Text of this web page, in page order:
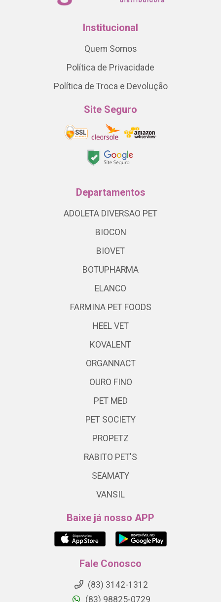
Institucional
Quem Somos
Política de Privacidade
Política de Troca e Devolução
Site Seguro
Departamentos
ADOLETA DIVERSAO PET
BIOCON
BIOVET
BOTUPHARMA
ELANCO
FARMINA PET FOODS
HEEL VET
KOVALENT
ORGANNACT
OURO FINO
PET MED
PET SOCIETY
PROPETZ
RABITO PET'S
SEAMATY
VANSIL
Baixe já nosso APP
Fale Conosco
(83) 3142-1312
(83) 98825-0729